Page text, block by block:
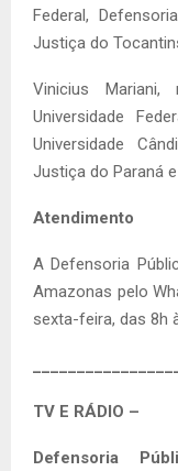
Federal,
Justiça do
Vinicius Mariani,
Universidade
Universidade
Justiça do Paraná
Atendimento
A Defensoria
Amazonas pelo
sexta-feira, das 8h
TV E RÁDIO –
Defensoria